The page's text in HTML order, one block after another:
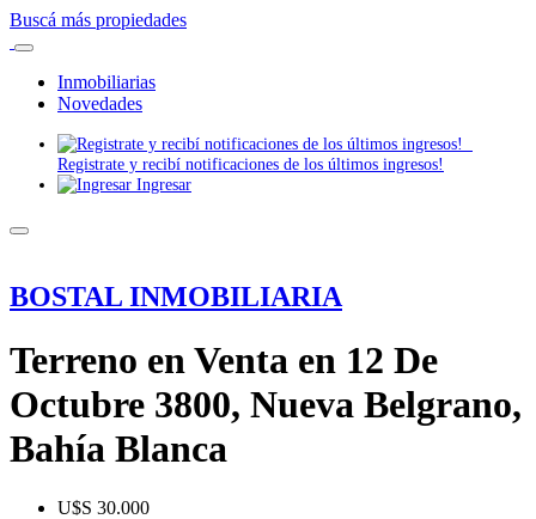
Buscá más propiedades
Inmobiliarias
Novedades
Registrate y recibí notificaciones de los últimos ingresos!
Ingresar
BOSTAL INMOBILIARIA
Terreno en Venta en 12 De
Octubre 3800, Nueva Belgrano,
Bahía Blanca
U$S 30.000